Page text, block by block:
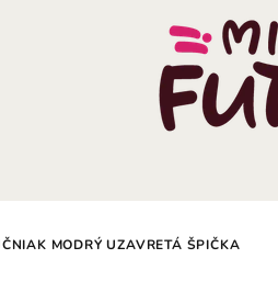
MODRÝ UZAVRETÁ ŠPIČKA